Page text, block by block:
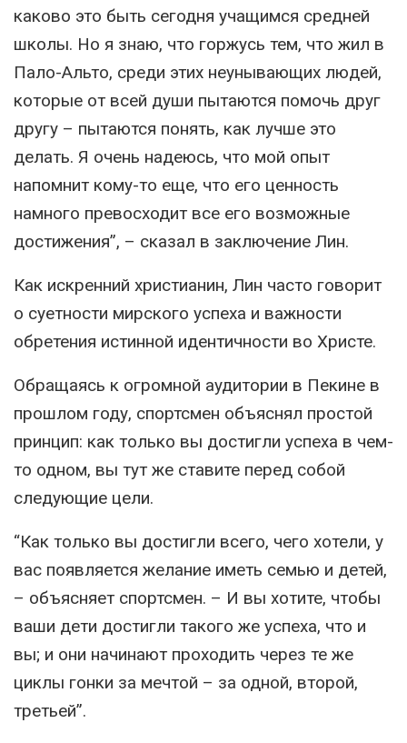
каково это быть сегодня учащимся средней
школы. Но я знаю, что горжусь тем, что жил в
Пало-Альто, среди этих неунывающих людей,
которые от всей души пытаются помочь друг
другу – пытаются понять, как лучше это
делать. Я очень надеюсь, что мой опыт
напомнит кому-то еще, что его ценность
намного превосходит все его возможные
достижения”, – сказал в заключение Лин.
Как искренний христианин, Лин часто говорит
о суетности мирского успеха и важности
обретения истинной идентичности во Христе.
Обращаясь к огромной аудитории в Пекине в
прошлом году, спортсмен объяснял простой
принцип: как только вы достигли успеха в чем-
то одном, вы тут же ставите перед собой
следующие цели.
“Как только вы достигли всего, чего хотели, у
вас появляется желание иметь семью и детей,
– объясняет спортсмен. – И вы хотите, чтобы
ваши дети достигли такого же успеха, что и
вы; и они начинают проходить через те же
циклы гонки за мечтой – за одной, второй,
третьей”.